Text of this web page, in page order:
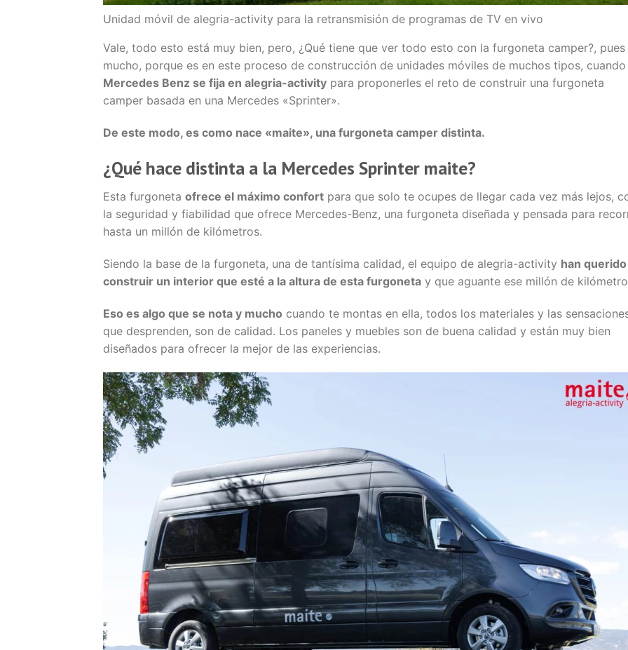
Unidad móvil de alegria-activity para la retransmisión de programas de TV en vivo
Vale, todo esto está muy bien, pero, ¿Qué tiene que ver todo esto con la furgoneta camper?, pues
mucho, porque es en este proceso de construcción de unidades móviles de muchos tipos, cuando
Mercedes Benz se fija en alegria-activity para proponerles el reto de construir una furgoneta
camper basada en una Mercedes «Sprinter».
De este modo, es como nace «maite», una furgoneta camper distinta.
¿Qué hace distinta a la Mercedes Sprinter maite?
Esta furgoneta ofrece el máximo confort para que solo te ocupes de llegar cada vez más lejos,
la seguridad y fiabilidad que ofrece Mercedes-Benz, una furgoneta diseñada y pensada para
hasta un millón de kilómetros.
Siendo la base de la furgoneta, una de tantísima calidad, el equipo de alegria-activity han querido
construir un interior que esté a la altura de esta furgoneta y que aguante ese millón de
Eso es algo que se nota y mucho cuando te montas en ella, todos los materiales y las
que desprenden, son de calidad. Los paneles y muebles son de buena calidad y están muy bien
diseñados para ofrecer la mejor de las experiencias.